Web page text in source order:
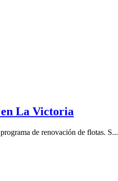
La Victoria
de renovación de flotas. S...